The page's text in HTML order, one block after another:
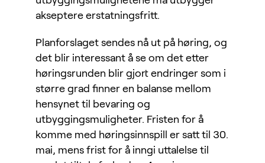
akseptere erstatningsfritt.
Planforslaget sendes nå ut på høring, og
det blir interessant å se om det etter
høringsrunden blir gjort endringer som i
større grad finner en balanse mellom
hensynet til bevaring og
utbyggingsmuligheter. Fristen for å
komme med høringsinnspill er satt til 30.
mai, mens frist for å inngi uttalelse til